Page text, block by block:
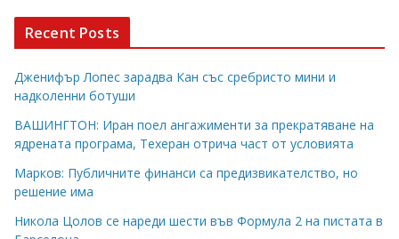
Recent Posts
Дженифър Лопес зарадва Кан със сребристо мини и
надколенни ботуши
ВАШИНГТОН: Иран поел ангажименти за прекратяване на
ядрената програма, Техеран отрича част от условията
Марков: Публичните финанси са предизвикателство, но
решение има
Никола Цолов се нареди шести във Формула 2 на пистата в